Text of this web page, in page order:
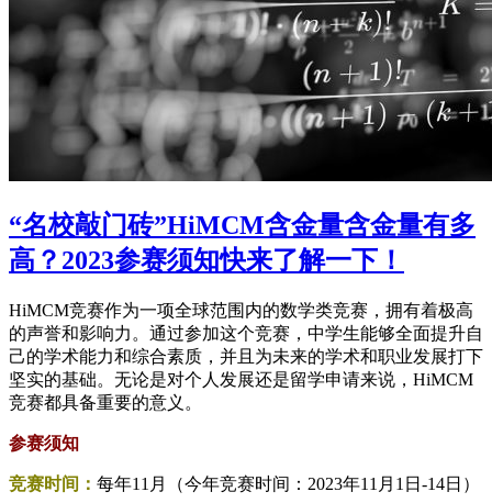
“名校敲门砖”HiMCM含金量含金量有多
高？2023参赛须知快来了解一下！
HiMCM竞赛作为一项全球范围内的数学类竞赛，拥有着极高
的声誉和影响力。通过参加这个竞赛，中学生能够全面提升自
己的学术能力和综合素质，并且为未来的学术和职业发展打下
坚实的基础。无论是对个人发展还是留学申请来说，HiMCM
竞赛都具备重要的意义。
参赛须知
竞赛时间： 每年11月（今年竞赛时间：2023年11月1日-14日）